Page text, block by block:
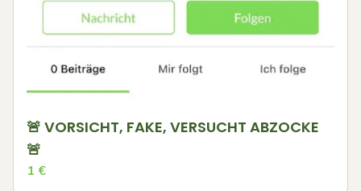
🚨 VORSICHT, FAKE, VERSUCHT ABZOCKE
🚨
1 €